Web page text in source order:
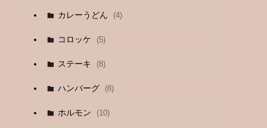
カレーうどん (4)
コロッケ (5)
ステーキ (8)
ハンバーグ (8)
ホルモン (10)